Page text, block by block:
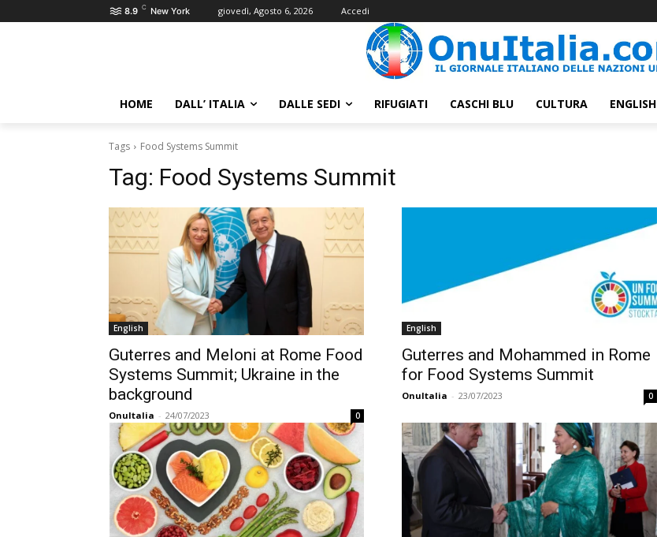
8.9 C New York giovedì, Agosto 6, 2026 Accedi
HOME DALL’ ITALIA DALLE SEDI RIFUGIATI CASCHI BLU CULTURA ENGLISH
Tags Food Systems Summit
Tag: Food Systems Summit
English
Guterres and Meloni at Rome Food
Systems Summit; Ukraine in the
background
OnuItalia - 24/07/2023 0
English
Guterres and Mohammed in Rome
for Food Systems Summit
OnuItalia - 23/07/2023 0